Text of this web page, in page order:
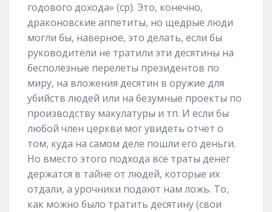
годового дохода» (ср). Это, конечно,
драконовские аппетиты, но щедрые люди
могли бы, наверное, это делать, если бы
руководители не тратили эти десятины на
бесполезные перелеты президентов по
миру, на вложения десятин в оружие для
убийств людей или на безумные проекты по
производству макулатуры и тп. И если бы
любой член церкви мог увидеть отчет о
том, куда на самом деле пошли его деньги.
Но вместо этого подхода все траты денег
держатся в тайне от людей, которые их
отдали, а урочники подают нам ложь. То,
как можно было тратить десятину (свои